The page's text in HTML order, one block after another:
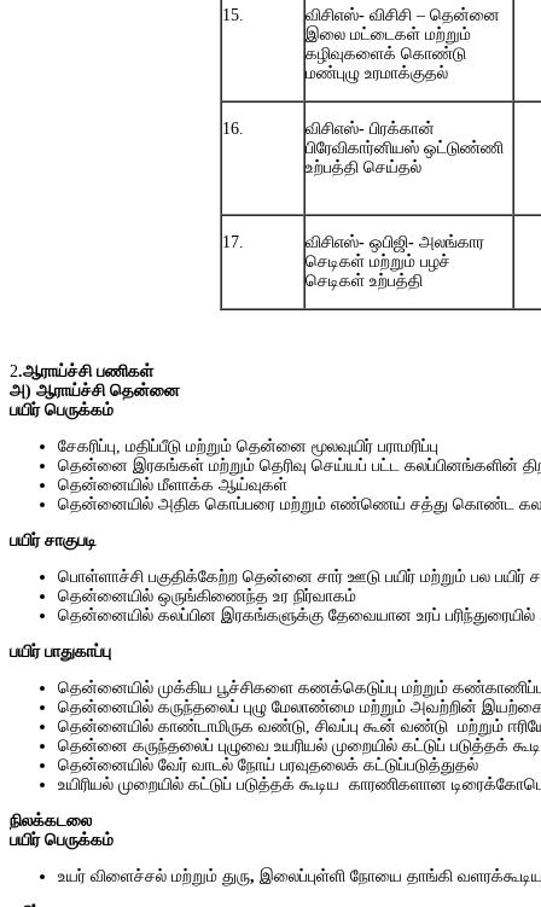
15. விசிஎஸ்- விசிசி – தென்னை
இலை மட்டைகள் மற்றும்
கழிவுகளைக் கொண்டு
மண்புழு உரமாக்குதல்
16. விசிஎஸ்- பிரக்கான்
பிரேவிகார்னியஸ் ஒட்டுண்ணி
உற்பத்தி செய்தல்
17. விசிஎஸ்- ஒபிஜி- அலங்கார
செடிகள் மற்றும் பழச்
செடிகள் உற்பத்தி
2.ஆராய்ச்சி பணிகள்
அ) ஆராய்ச்சி தென்னை
பயிர் பெருக்கம்
சேகரிப்பு, மதிப்பீடு மற்றும் தென்னை மூலவுயிர் பராமரிப்பு
தென்னை இரகங்கள் மற்றும் தெரிவு செய்யப் பட்ட கலப்பினங்களின்
தென்னையில் மீளாக்க ஆய்வுகள்
தென்னையில் அதிக கொப்பரை மற்றும் எண்ணெய் சத்து கொண்ட
பயிர் சாகுபடி
பொள்ளாச்சி பகுதிக்கேற்ற தென்னை சார் ஊடு பயிர் மற்றும் பல பயிர்
தென்னையில் ஒருங்கிணைந்த உர நிர்வாகம்
தென்னையில் கலப்பின இரகங்களுக்கு தேவையான உரப் பரிந்துரையில்
பயிர் பாதுகாப்பு
தென்னையில் முக்கிய பூச்சிகளை கணக்கெடுப்பு மற்றும்
தென்னையில் கருந்தலைப் புழு மேலாண்மை மற்றும் அவற்றின்
தென்னையில் காண்டாமிருக வண்டு, சிவப்பு கூன் வண்டு மற்றும்
தென்னை கருந்தலைப் புழுவை உயரியல் முறையில் கட்டுப் படுத்தக்
தென்னையில் வேர் வாடல் நோய் பரவுதலைக் கட்டுப்படுத்துதல்
உயிரியல் முறையில் கட்டுப் படுத்தக் கூடிய காரணிகளான
நிலக்கடலை
பயிர் பெருக்கம்
உயர் விளைச்சல் மற்றும் துரு, இலைப்புள்ளி நோயை தாங்கி